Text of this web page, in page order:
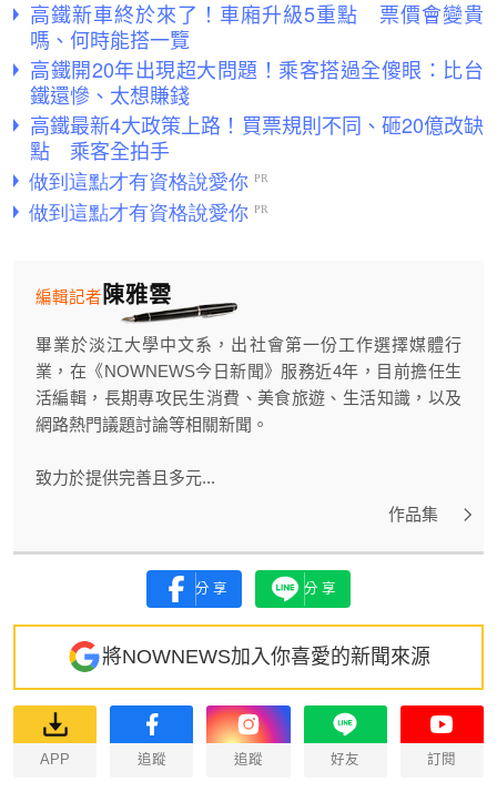
高鐵新車終於來了！車廂升級5重點 票價會變貴
嗎、何時能搭一覽
高鐵開20年出現超大問題！乘客搭過全傻眼：比台
鐵還慘、太想賺錢
高鐵最新4大政策上路！買票規則不同、砸20億改缺
點 乘客全拍手
陳雅雲
編輯記者
畢業於淡江大學中文系，出社會第一份工作選擇媒體行
業，在《NOWNEWS今日新聞》服務近4年，目前擔任生
活編輯，長期專攻民生消費、美食旅遊、生活知識，以及
網路熱門議題討論等相關新聞。
致力於提供完善且多元...
作品集
分享 分享
將NOWNEWS加入你喜愛的新聞來源
APP 追蹤 追蹤 好友 訂閱